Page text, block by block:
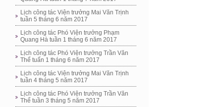
Lịch công tác Viện trưởng Mai Văn Trịnh
tuần 5 tháng 6 năm 2017
Lịch công tác Phó Viện trưởng Phạm
Quang Hà tuần 1 tháng 6 năm 2017
Lịch công tác Phó Viện trưởng Trần Văn
Thể tuấn 1 tháng 6 năm 2017
Lịch công tác Viện trưởng Mai Văn Trịnh
tuần 4 tháng 5 năm 2017
Lịch công tác Phó Viện trưởng Trần Văn
Thể tuần 3 tháng 5 năm 2017